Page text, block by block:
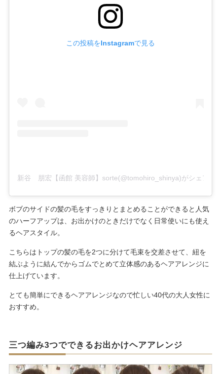
この投稿をInstagramで見る
新谷 朋宏【函館 美容師】sorte(@tomohiro_shinya)がシェアし
ボブのサイドの髪の毛をすっきりとまとめることができると人気
のハーフアップは、お出かけのときだけでなく日常使いにも使え
るヘアスタイル。
こちらはトップの髪の毛を2つに分けて毛束を交差させて、紐を
結ぶように結んでからゴムでとめて立体感のあるヘアアレンジに
仕上げています。
とても簡単にできるヘアアレンジなので忙しい40代の大人女性に
おすすめ。
三つ編み3つでできるお出かけヘアアレンジ